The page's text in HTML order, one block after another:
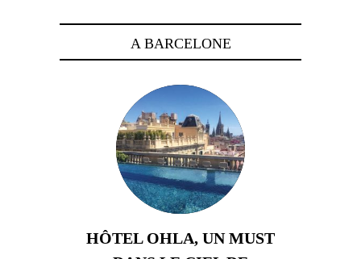
A BARCELONE
HÔTEL OHLA, UN MUST